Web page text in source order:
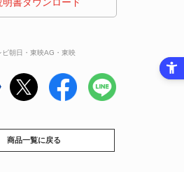
ビ朝日・東映AG・東映
商品一覧に戻る